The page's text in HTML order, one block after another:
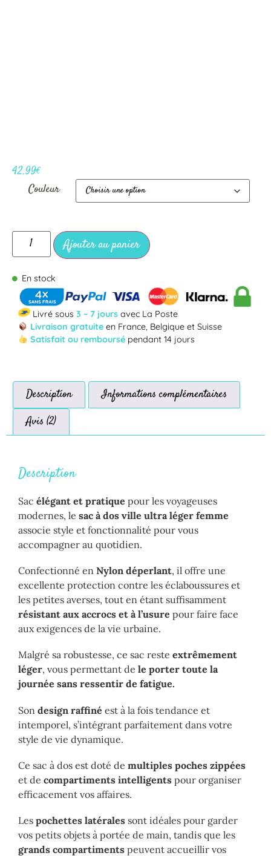
42.99€
Couleur
Ajouter au panier
En stock
Livré sous 3 – 7 jours avec La Poste
Livraison gratuite en France, Belgique et Suisse
Satisfait ou remboursé pendant 14 jours
Description
Informations complémentaires
Avis (2)
Description
Sac élégant et pratique pour les voyageuses
modernes, le sac à dos ville ultra léger femme
associe style et fonctionnalité pour vous
accompagner au quotidien.
Confectionné en Nylon déperlant, il offre une
excellente protection contre les éclaboussures et
les petites averses, tout en étant suffisamment
résistant aux accrocs et à l’usure pour faire face
aux exigences de la vie urbaine.
Malgré sa robustesse, ce sac reste extrêmement
léger, vous permettant de le porter toute la
journée sans ressentir de fatigue.
Son design raffiné est à la fois tendance et
intemporel, s’intégrant parfaitement dans votre
style de vie dynamique.
Ce sac à dos est doté de multiples poches zippées
et de compartiments intelligents pour organiser
efficacement vos affaires.
Les pochettes latérales sont idéales pour garder
vos petits objets à portée de main, tandis que les
grands compartiments peuvent accueillir vos